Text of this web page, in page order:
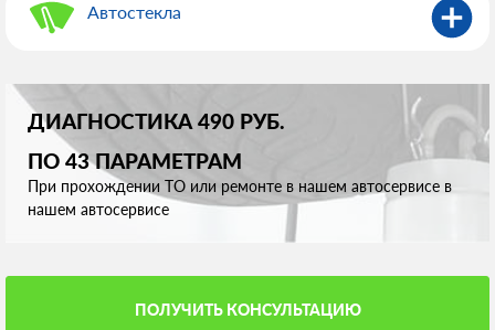
Автостекла
ДИАГНОСТИКА 490 РУБ.
ПО 43 ПАРАМЕТРАМ
При прохождении ТО или ремонте в нашем автосервисе в
нашем автосервисе
ПОЛУЧИТЬ КОНСУЛЬТАЦИЮ